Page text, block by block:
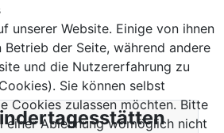
unserer Website. Einige von ihnen
der Seite, während andere
und die Nutzererfahrung zu
Sie können selbst
Cookies zulassen möchten. Bitte
einer Ablehnung womöglich nicht